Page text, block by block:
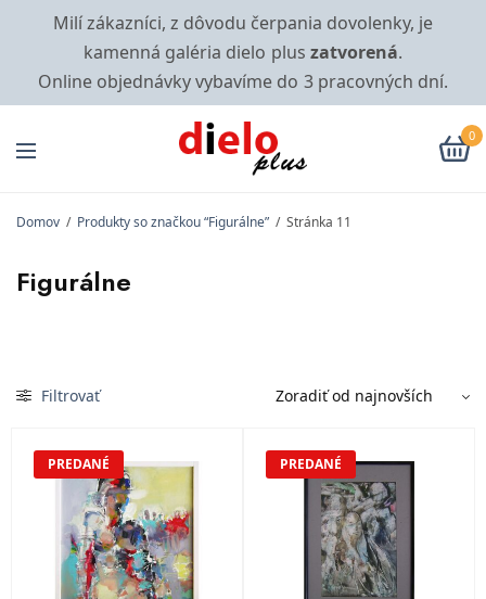
Milí zákazníci, z dôvodu čerpania dovolenky, je
kamenná galéria dielo plus zatvorená.
Online objednávky vybavíme do 3 pracovných dní.
0
Domov / Produkty so značkou “Figurálne” / Stránka 11
Figurálne
Filtrovať
PREDANÉ PREDANÉ